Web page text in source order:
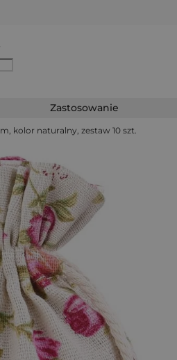
Zastosowanie
kolor naturalny, zestaw 10 szt.